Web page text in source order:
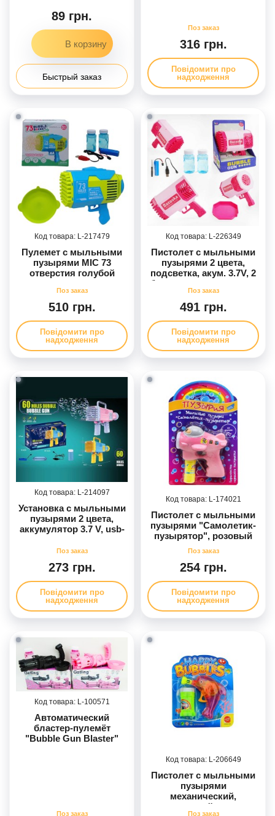
89 грн.
Быстрый заказ
316 грн.
Повідомити про
надходження
217479
Пулемет с мыльными
пузырями MIC 73
отверстия голубой
510 грн.
Повідомити про
надходження
226349
Пистолет с мыльными
пузырями 2 цвета,
подсветка, акум. 3.7V, 2
бутылочки с мыльным
раствором, USB, сосуд,
в корр.
491 грн.
Повідомити про
надходження
214097
Установка с мыльными
пузырями 2 цвета,
аккумулятор 3.7 V, usb-
бутылочка с мыльной
дополнительная ручка,
поднос, в кор.
273 грн.
Повідомити про
надходження
174021
Пистолет с мыльными
пузырями "Самолетик-
пузырятор", розовый
254 грн.
Повідомити про
надходження
100571
Автоматический
бластер-пулемёт
"Bubble Gun Blaster"
206649
Пистолет с мыльными
пузырями
механический,
прозрачный корпус,